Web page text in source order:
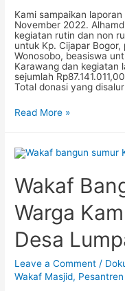
Kami sampaikan
November 2022.
kegiatan rutin dan non
untuk Kp. Cijapar
Wonosobo, beasiswa
Karawang dan kegiatan
sejumlah
Total donasi yang
Laporan
Berbagi:
Read More »
Wakaf
Warga
Desa
Leave a Comment /
Wakaf Masjid,